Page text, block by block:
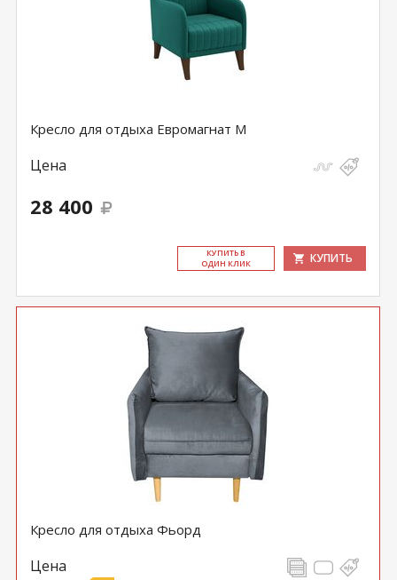
Кресло для отдыха Евромагнат М
Цена
28 400
КУ­ПИТЬ В
ОДИН КЛИК
КУПИТЬ
Кресло для отдыха Фьорд
Цена